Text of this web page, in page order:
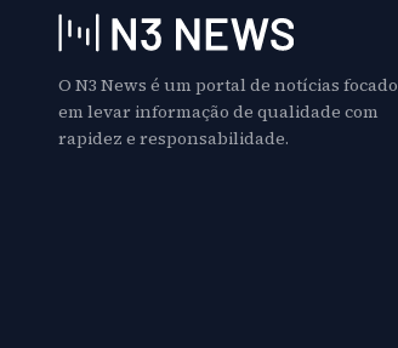
O N3 News é um portal de notícias focado
em levar informação de qualidade com
rapidez e responsabilidade.